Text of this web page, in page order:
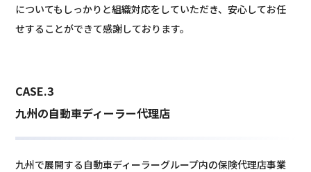
についてもしっかりと組織対応をしていただき、安心してお任
せすることができて感謝しております。
CASE.3
九州の自動車ディーラー代理店
九州で展開する自動車ディーラーグループ内の保険代理店事業